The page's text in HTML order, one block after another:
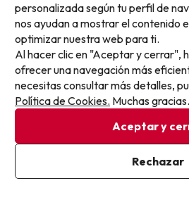
El H10 Delfin - Adults Only dispone de
(algunas pueden ser de pago).
Masajista
¿Hay recepción 24 horas en H10
Sí, H10 Delfin - Adults Only tiene
¿Hay aire acondicionado en las
H10 Delfin - Adults Only?
Sí, H10 Delfin - Adults Only tiene aire
¿H10 Delfin - Adults Only está
personas con movilidad reducida?
personalizada según tu perfil de
nos ayudan a mostrar el contenido
optimizar nuestra web para ti.
Al hacer clic en "Aceptar y cerrar",
ofrecer una navegación más
necesitas consultar más detalles,
Política de Cookies. Muchas gracias.
Aceptar y
Rechazar